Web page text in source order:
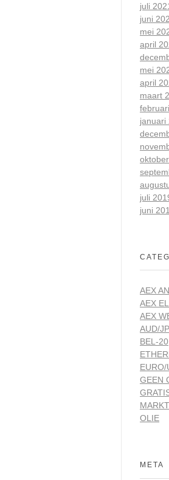
juli
juni
mei
april
mei
april
maart
januari
juli
juni
AEX
AEX
AEX
AUD/
BEL-20
EURO/
GEEN
OLIE
META